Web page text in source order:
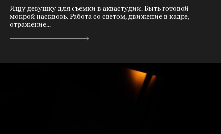
Ищу девушку для съемки в аквастудии. Быть готовой
мокрой насквозь. Работа со светом, движение в кадре,
отражение...